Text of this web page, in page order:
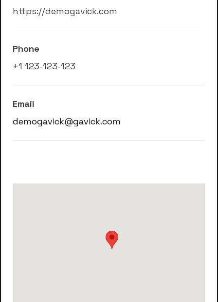
https://demogavick.com
Phone
+1 123-123-123
Email
demogavick@gavick.com